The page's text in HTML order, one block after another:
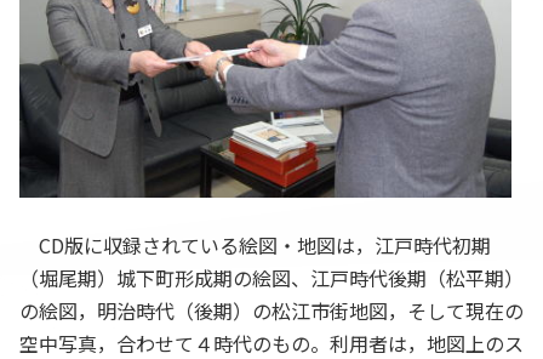
CD版に収録されている絵図・地図は，江戸時代初期
（堀尾期）城下町形成期の絵図、江戸時代後期（松平期）
の絵図，明治時代（後期）の松江市街地図，そして現在の
空中写真，合わせて４時代のもの。利用者は，地図上のス